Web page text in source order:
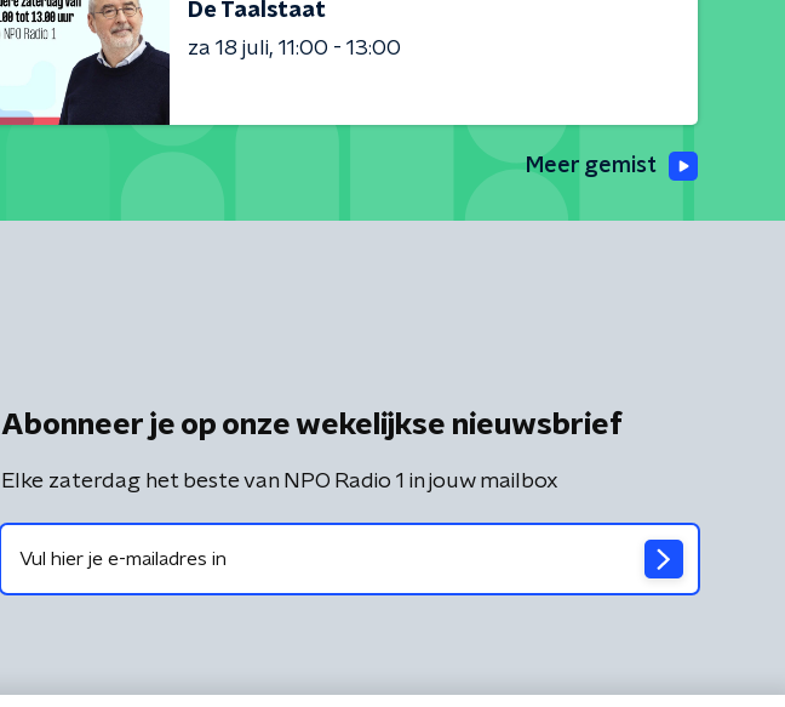
De Taalstaat
za 18 juli 11:00 - 13:00
Meer gemist
Abonneer je op onze wekelijkse nieuwsbrief
Elke zaterdag het beste van NPO Radio 1 in jouw mailbox